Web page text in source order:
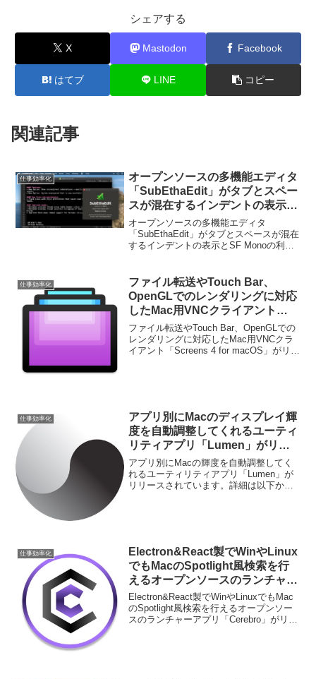
シェアする
X Mastodon Facebook
はてブ LINE コピー
関連記事
仕事効率化
オープンソースの多機能エディタ
「SubEthaEdit」がタブとスペー
スが混在するインデントの表示と
SF Monoの利用に対応し、Apple
Silicon製Mac対応のBeta版を公
開。
オープンソースの多機能エディタ
「SubEthaEdit」がタブとスペースが混在
するインデントの表示とSF Monoの利用
仕事効率化
ファイル転送やTouch Bar、
OpenGLでのレンダリングに対応
したMac用VNCクライアント
「Screens 4 for macOS」がリリ
ース。
ファイル転送やTouch Bar、OpenGLでの
レンダリングに対応したMac用VNCクラ
イアント「Screens 4 for macOS」がリリ
仕事効率化
アプリ別にMacのディスプレイ輝
度を自動調整してくれるユーティ
リティアプリ「Lumen」がリリ
ース。
アプリ別にMacの輝度を自動調整してく
れるユーティリティアプリ「Lumen」が
リリースされています。詳細は以下か
仕事効率化
Electron&React製でWinやLinux
でもMacのSpotlight風検索を行
えるオープンソースのランチャー
アプリ「Cerebro」がリリース。
Electron&React製でWinやLinuxでもMac
のSpotlight風検索を行えるオープンソー
スのランチャーアプリ「Cerebro」がリリ